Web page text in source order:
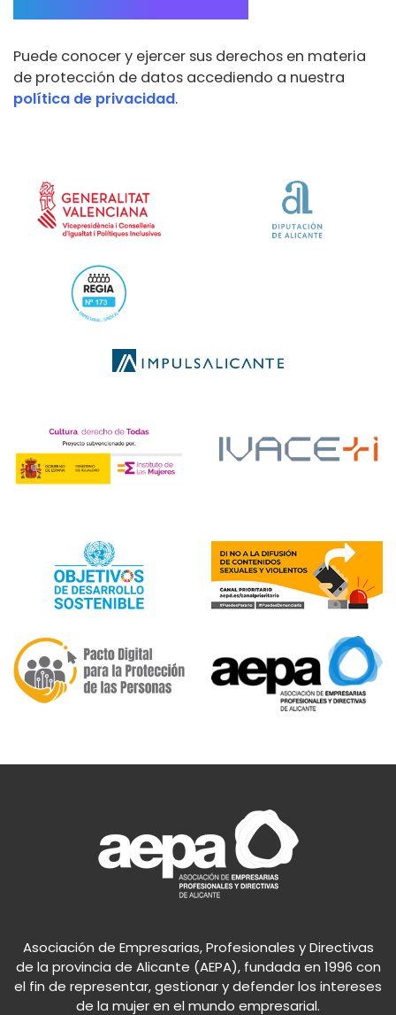
Puede conocer y ejercer sus derechos en materia
de protección de datos accediendo a nuestra
política de privacidad.
Asociación de Empresarias, Profesionales y Directivas
de la provincia de Alicante (AEPA), fundada en 1996 con
el fin de representar, gestionar y defender los intereses
de la mujer en el mundo empresarial.